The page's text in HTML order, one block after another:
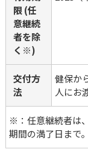
限 (任
意継続
者を除
く※)
交付方
法
健保か
人にお
※：任意継続者は
期間の満了日まで。